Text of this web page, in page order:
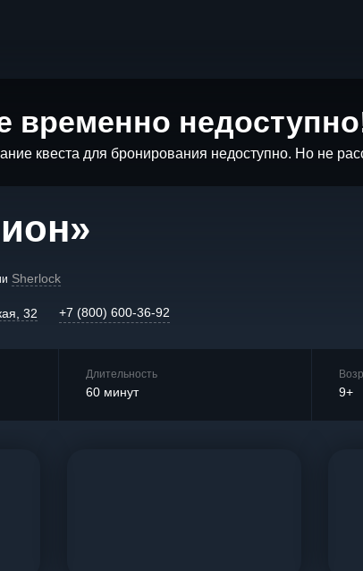
временно
квеста для бронирования недоступно. Но не
Sherlock
32 +7 (800) 600-36-92
Длительность
60 минут 9+